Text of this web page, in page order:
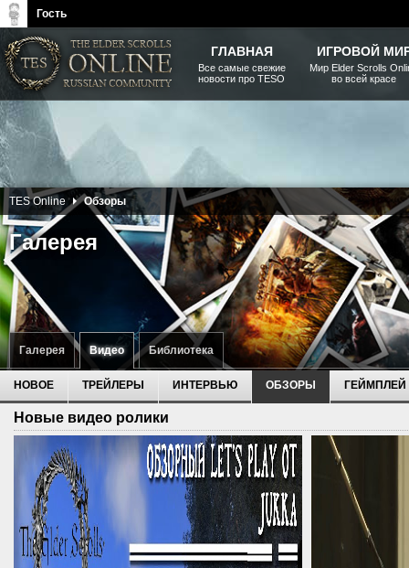
Галерея Видео Библиотека
Галерея
TES Online Обзоры
НОВОЕ ТРЕЙЛЕРЫ ИНТЕРВЬЮ ОБЗОРЫ ГЕЙМПЛЕЙ
Новые видео ролики
The Elder Scrolls, Fallout,
Bethesda Softworks - статьи,
новости, дополнения
ГЛАВНАЯ
Все самые свежие
новости про TESO
ИГРОВОЙ
Мир Elder Scrolls
во всей красе
Гость